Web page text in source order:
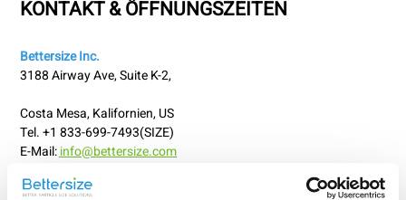
KONTAKT & ÖFFNUNGSZEITEN
Bettersize Inc.
3188 Airway Ave, Suite K-2,
Costa Mesa, Kalifornien, US
Tel. +1 833-699-7493(SIZE)
E-Mail:info@bettersize.com
Time)